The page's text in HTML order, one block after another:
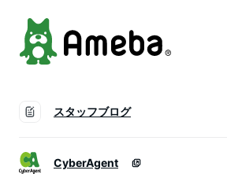
スタッフブログ
CyberAgent